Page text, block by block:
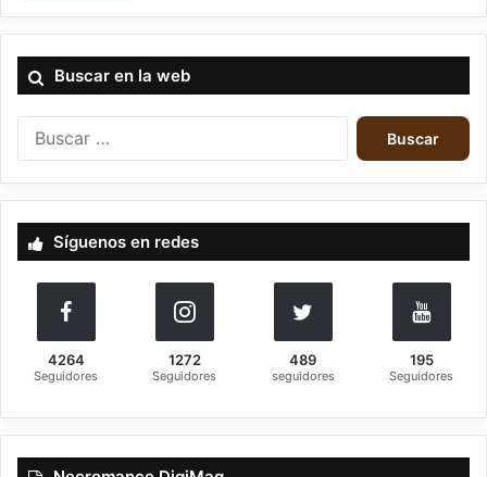
Buscar en la web
c
a
:
Síguenos en redes
4264
Seguidores
1272
Seguidores
489
seguidores
195
Seguidores